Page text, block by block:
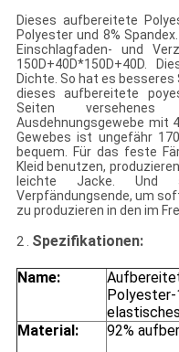
Dieses aufbereitete
Polyester und 8%
Einschlagfaden- und
150D+40D*150D+40D.
Dichte. So hat es
dieses aufbereitete
Seiten
Ausdehnungsgewebe mit
Gewebes ist ungefähr
bequem. Für das feste
Kleid benutzen,
leichte Jacke. Und
Verpfändungsende, um
zu produzieren in den im
2 . Spezifikationen:
Name:
Polyester-
Material:
92%